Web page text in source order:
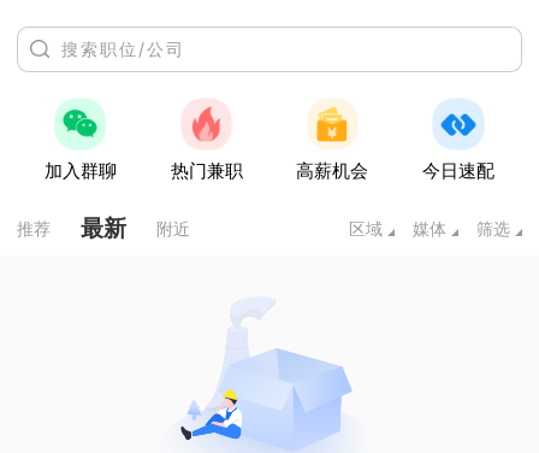
加入群聊 热门兼职 高薪机会 今日速配
推荐 最新 附近 区域 媒体 筛选